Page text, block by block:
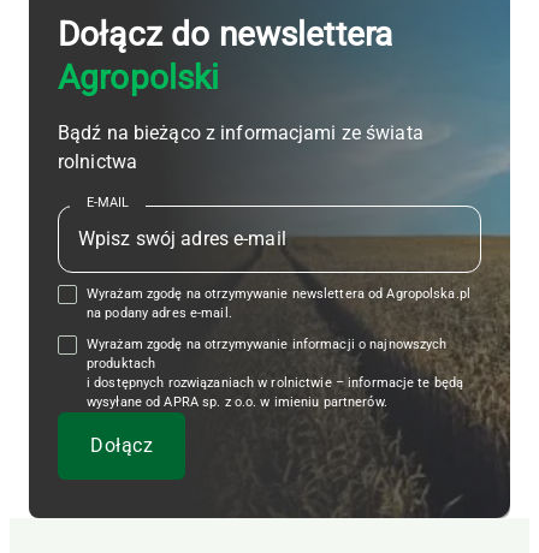
Dołącz do newslettera
Agropolski
Bądź na bieżąco z informacjami ze świata
rolnictwa
E-MAIL
Wyrażam zgodę na otrzymywanie newslettera od Agropolska.pl
na podany adres e-mail.
Wyrażam zgodę na otrzymywanie informacji o najnowszych
produktach
i dostępnych rozwiązaniach w rolnictwie – informacje te będą
wysyłane od APRA sp. z o.o. w imieniu partnerów.